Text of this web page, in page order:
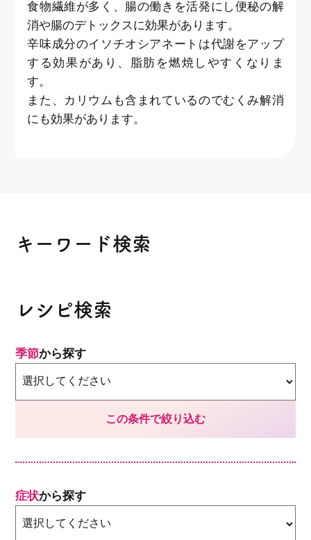
食物繊維が多く、腸の働きを活発にし便秘の解
消や腸のデトックスに効果があります。
辛味成分のイソチオシアネートは代謝をアップ
する効果があり、脂肪を燃焼しやすくなりま
す。
また、カリウムも含まれているのでむくみ解消
にも効果があります。
キーワード検索
レシピ検索
季節から探す
症状から探す